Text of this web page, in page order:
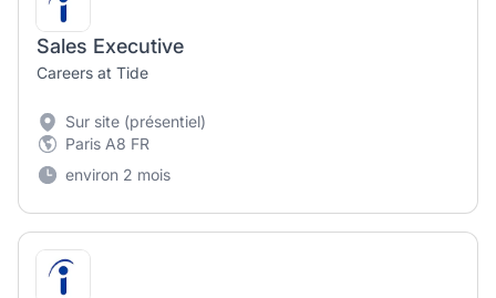
Sales Executive
Careers at Tide
Sur site (présentiel)
Paris A8 FR
environ 2 mois